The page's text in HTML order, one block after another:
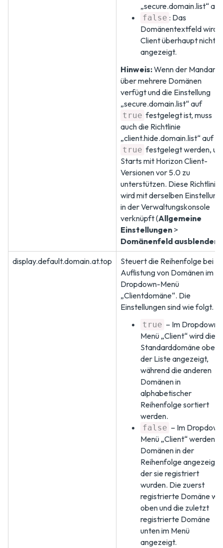
„secure.domain.list“
false : Das
Domänentextfeld wird
Client überhaupt nicht
angezeigt.
Hinweis:Wenn der Mandant
über mehrere Domänen
verfügt und die Einstellung
„secure.domain.list“ auf
true festgelegt ist, muss
auch die Richtlinie
„client.hide.domain.list“ auf
true festgelegt werden, um
Starts mit Horizon Client-
Versionen vor 5.0 zu
unterstützen. Diese Richtlinie
wird mit derselben Einstellung
in der Verwaltungskonsole
verknüpft (Allgemeine
Einstellungen >
Domänenfeld ausblenden
display.default.domain.at.top
Steuert die Reihenfolge bei
Auflistung von Domänen im
Dropdown-Menü
„Clientdomäne“. Die
Einstellungen sind wie folgt.
true – Im Dropdown-
Menü „Client“ wird die
Standarddomäne oben
der Liste angezeigt,
während die anderen
Domänen in
alphabetischer
Reihenfolge sortiert
werden.
false – Im
Menü „Client“ werden
Domänen in der
Reihenfolge angezeigt,
der sie registriert
wurden. Die zuerst
registrierte Domäne
oben und die zuletzt
registrierte Domäne
unten im Menü
angezeigt.